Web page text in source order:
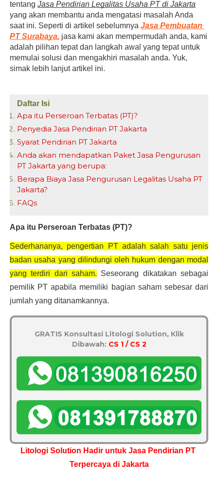
tentang Jasa Pendirian Legalitas Usaha PT di Jakarta
yang akan membantu anda mengatasi masalah Anda
saat ini. Seperti di artikel sebelumnya Jasa Pembuatan
PT Surabaya, jasa kami akan mempermudah anda, kami
adalah pilihan tepat dan langkah awal yang tepat untuk
memulai solusi dan mengakhiri masalah anda. Yuk,
simak lebih lanjut artikel ini.
Daftar Isi
Apa itu Perseroan Terbatas (PT)?
Penyedia Jasa Pendirian PT Jakarta
Syarat Pendirian PT Jakarta
Anda akan mendapatkan Paket Jasa Pengurusan
PT Jakarta yang berupa:
Berapa Biaya Jasa Pengurusan Legalitas Usaha PT
Jakarta?
FAQs
Apa itu Perseroan Terbatas (PT)?
Sederhananya, pengertian PT adalah salah satu jenis
badan usaha yang dilindungi oleh hukum dengan modal
yang terdiri dari saham. Seseorang dikatakan sebagai
pemilik PT apabila memiliki bagian saham sebesar dari
jumlah yang ditanamkannya.
GRATIS Konsultasi Litologi Solution, Klik
Dibawah: CS 1 / CS 2
Litologi Solution Hadir untuk Jasa Pendirian PT
Terpercaya di Jakarta